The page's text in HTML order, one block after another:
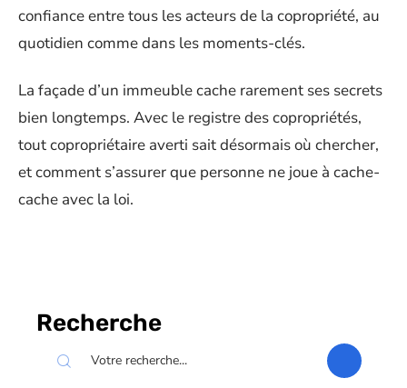
confiance entre tous les acteurs de la copropriété, au
quotidien comme dans les moments-clés.
La façade d’un immeuble cache rarement ses secrets
bien longtemps. Avec le registre des copropriétés,
tout copropriétaire averti sait désormais où chercher,
et comment s’assurer que personne ne joue à cache-
cache avec la loi.
Recherche